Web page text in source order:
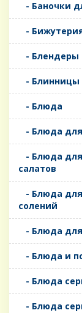
- Баночки
-
- Блендеры
- Блинницы
- Блюда
- Блюда
- Блюда
салатов
- Блюда
солений
- Блюда для
- Блюда и
- Блюда
- Блюда